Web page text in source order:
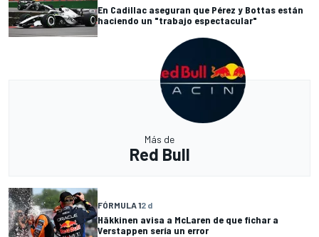
En Cadillac aseguran que Pérez y Bottas están
haciendo un "trabajo espectacular"
Más de
Red Bull
FÓRMULA 12 d
Häkkinen avisa a McLaren de que fichar a
Verstappen sería un error